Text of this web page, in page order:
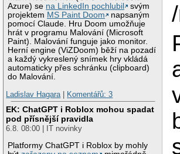
Azure) se na LinkedIn pochlubil
svým
projektem MS Paint Doom
napsaným
pomocí Claude. Hru Doom umožňuje
hrát v programu Malování (Microsoft
Paint). Malování funguje jako monitor.
Herní engine (ViZDoom) běží na pozadí
a každý vykreslený snímek hry vkládá
automaticky přes schránku (clipboard)
do Malování.
Ladislav Hagara | Komentářů: 3
EK: ChatGPT i Roblox mohou spadat
pod přísnější pravidla
6.8. 08:00 | IT novinky
Platformy ChatGPT i Roblox by mohly